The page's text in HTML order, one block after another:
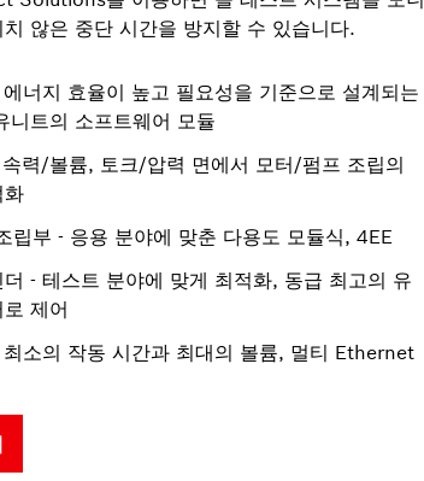
않은 중단 시간을 방지할 수 있습니다.
너지 효율이 높고 필요성을 기준으로 설계되는
니트의 소프트웨어 모듈
력/볼륨, 토크/압력 면에서 모터/펌프 조립의
화
립부 - 응용 분야에 맞춘 다용도 모듈식, 4EE
- 테스트 분야에 맞게 최적화, 동급 최고의 유
제어
소의 작동 시간과 최대의 볼륨, 멀티 Ethernet